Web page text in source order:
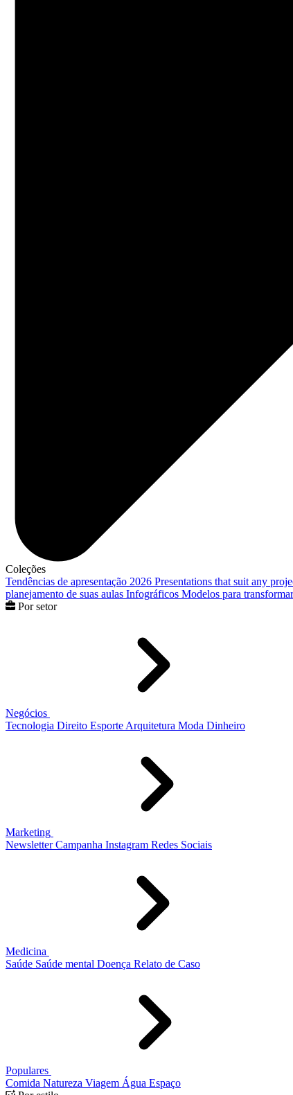
Coleções
Tendências de apresentação 2026 Presentations that suit any
planejamento de suas aulas Infográficos Modelos para
Por setor
Negócios
Tecnologia Direito Esporte Arquitetura Moda Dinheiro
Marketing
Newsletter Campanha Instagram Redes Sociais
Medicina
Saúde Saúde mental Doença Relato de Caso
Populares
Comida Natureza Viagem Água Espaço